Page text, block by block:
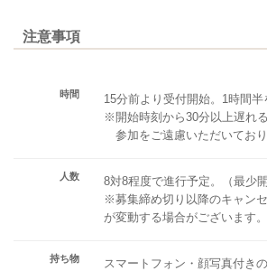
注意事項
時間
15分前より受付開始。1時間半
※開始時刻から30分以上遅れ
参加をご遠慮いただいており
人数
8対8程度で進行予定。（最少
※募集締め切り以降のキャン
が変動する場合がございます。
持ち物
スマートフォン・顔写真付き